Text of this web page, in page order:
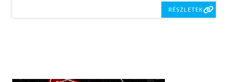
RÉSZLETEK